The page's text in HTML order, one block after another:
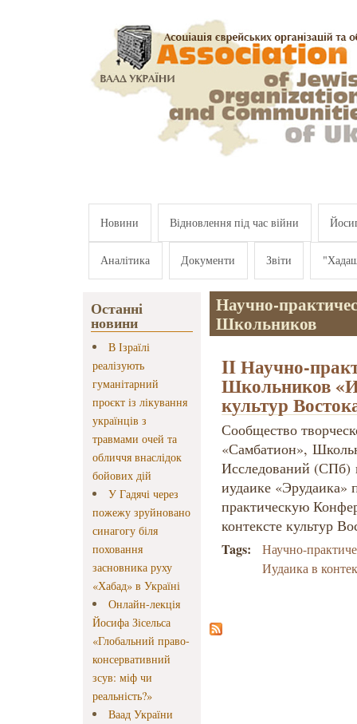
Новини Відновлення під час війни
Аналітика Документи Звіти
Останні
новини
В Ізраїлі
реалізують
гуманітарний
проєкт із лікування
українців з
травмами очей та
обличчя внаслідок
бойових дій
У Гадячі через
пожежу зруйновано
синагогу біля
поховання
засновника руху
«Хабад» в Україні
Онлайн-лекція
Йосифа Зісельса
«Глобальний право-
консервативний
зсув: міф чи
реальність?»
Ваад України
Научно-
Школьников
II Научно-
Школьников
культур
Сообщество
«Самбатион»,
Исследований (СПб)
иудаике «Эрудаика»
практическую
контексте культур
Tags:
Научно-
Иудаика в